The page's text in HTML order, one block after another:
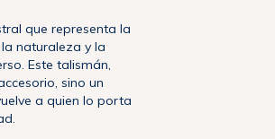
que representa la
naturaleza y la
Este talismán,
sino un
a quien lo porta